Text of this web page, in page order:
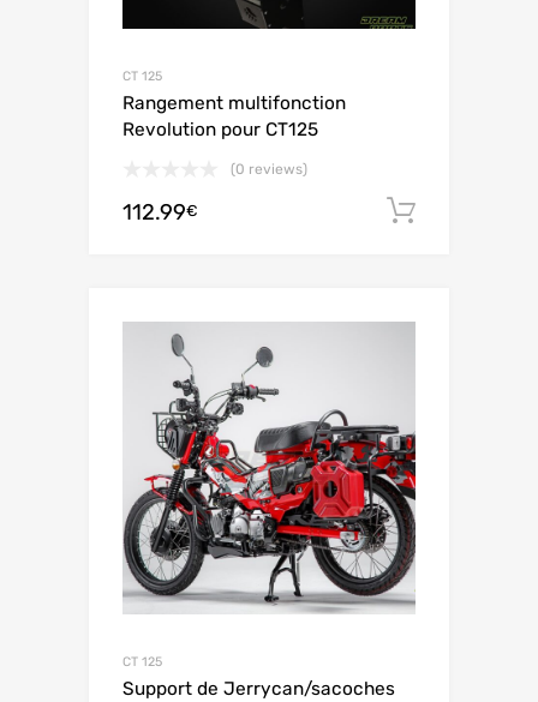
CT 125
Rangement multifonction
Revolution pour CT125
(0 reviews)
112.99€
CT 125
Support de Jerrycan/sacoches